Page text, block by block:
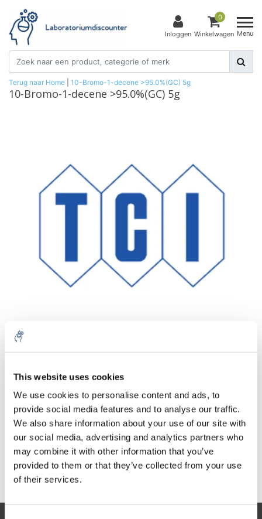
This website uses cookies
We use cookies to personalise content and ads, to
provide social media features and to analyse our traffic.
We also share information about your use of our site with
our social media, advertising and analytics partners who
may combine it with other information that you’ve
provided to them or that they’ve collected from your use
of their services.
Inloggen
0
Winkelwagen Menu
Terug naar Home 10-Bromo-1-decene >95.0%(GC) 5g
10-Bromo-1-decene >95.0%(GC) 5g
1 Stuk Excl. btw
€83,48
Incl. btw
Toevoegen aan winkelwagen
Informatie